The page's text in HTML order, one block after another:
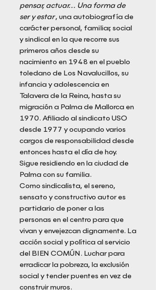
pensar, actuar... Una forma de
ser y estar, una autobiografía de
carácter personal, familiar, social
y sindical en la que recorre sus
primeros años desde su
nacimiento en 1948 en el pueblo
toledano de Los Navalucillos, su
infancia y adolescencia en
Talavera de la Reina, hasta su
migración a Palma de Mallorca en
1970. Afiliado al sindicato USO
desde 1977 y ocupando varios
cargos de responsabilidad desde
entonces hasta el día de hoy.
Sigue residiendo en la ciudad de
Palma con su familia.
Como sindicalista, el sereno,
sensato y constructivo autor es
partidario de poner a las
personas en el centro para que
vivan y envejezcan dignamente. La
acción social y política al servicio
del BIEN COMÚN. Luchar para
erradicar la pobreza, la exclusión
social y tender puentes en vez de
construir muros.